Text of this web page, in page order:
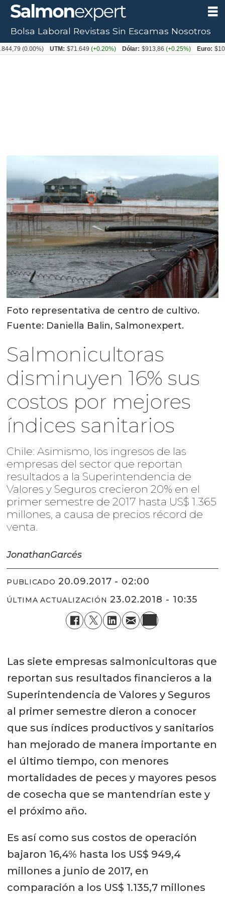
Foto representativa de centro de cultivo.
Fuente: Daniella Balin, Salmonexpert.
Salmonicultoras
disminuyen 16% sus
costos por mejores
índices sanitarios
Chile: Asimismo, los ingresos de las
empresas del sector que reportan
resultados a la Superintendencia de
Valores y Seguros crecieron 20% en el
primer semestre de 2017 hasta US$ 1.365
millones, a causa de precios récord de
venta.
JonathanGarcés
PUBLICADO 20.09.2017 - 02:00
ÚLTIMA ACTUALIZACIÓN 23.02.2018 - 10:35
Las siete empresas salmonicultoras que
reportan sus resultados financieros a la
Superintendencia de Valores y Seguros
al primer semestre dieron a conocer
que sus índices productivos y sanitarios
han mejorado de manera importante en
el último tiempo, con menores
mortalidades de peces y mayores pesos
de cosecha que se mantendrían este y
el próximo año.
Es así como sus costos de operación
bajaron 16,4% hasta los US$ 949,4
millones a junio de 2017, en
comparación a los US$ 1.135,7 millones
Bolsa Laboral Revistas Sin Escamas Nosotros
(0.00%) UTM: $71.649(+0.20%) Dólar: $913,86(+0.25%) Euro: $1053,08